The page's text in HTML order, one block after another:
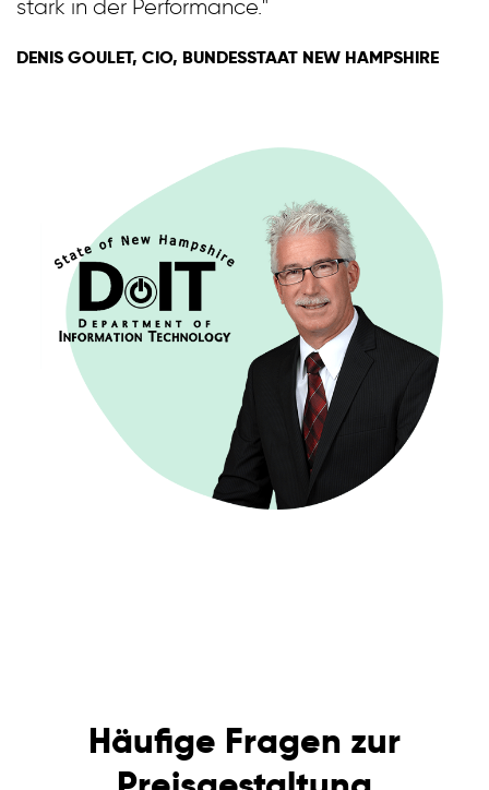
stark in der Performance."
DENIS GOULET, CIO, BUNDESSTAAT NEW HAMPSHIRE
Häufige Fragen zur